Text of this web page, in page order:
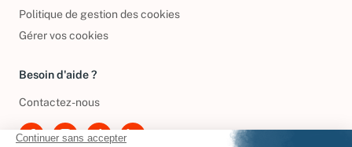
Politique de gestion des cookies
Gérer vos cookies
Besoin d'aide ?
Contactez-nous